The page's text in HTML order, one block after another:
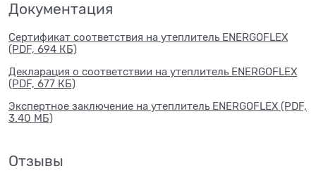
Документация
Сертификат соответствия на утеплитель ENERGOFLEX
(PDF, 694 КБ)
Декларация о соответствии на утеплитель ENERGOFLEX
(PDF, 677 КБ)
Экспертное заключение на утеплитель ENERGOFLEX (PDF,
3.40 МБ)
Отзывы